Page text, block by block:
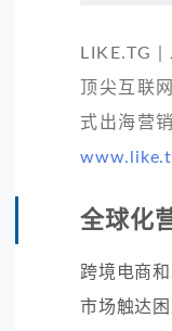
LIKE.TG |
顶尖互联
式出海营
全球化
跨境电商
市场触达